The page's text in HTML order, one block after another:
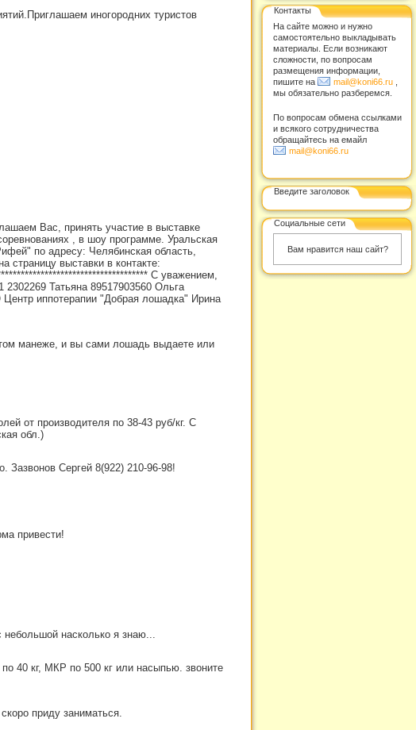
иногородних туристов
Вас, принять участие в выставке
, в шоу программе. Уральская
по адресу: Челябинская область,
выставки в контакте:
С уважением,
2302269 Татьяна 89517903560 Ольга
иппотерапии "Добрая лошадка" Ирина
манеже, и вы сами лошадь выдаете или
от производителя по 38-43 руб/кг. С
обл.)
Зазвонов Сергей 8(922) 210-96-98!
привести!
небольшой насколько я знаю...
40 кг, МКР по 500 кг или насыпью. звоните
приду заниматься.
Контакты
На сайте можно и нужно
самостоятельно выкладывать
материалы. Если возникают
сложности, по вопросам
размещения информации,
пишите на
mail@koni66.ru
мы обязательно разберемся.
По вопросам обмена ссылками
и всякого сотрудничества
обращайтесь на емайл
mail@koni66.ru
Введите заголовок
Социальные сети
Вам нравится наш сайт?